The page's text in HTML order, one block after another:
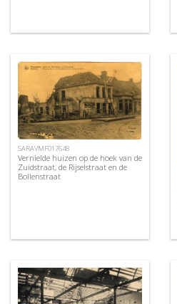
SARAVMF017648
Vernielde huizen op de hoek van de
Zuidstraat, de Rijselstraat en de
Bollenstraat